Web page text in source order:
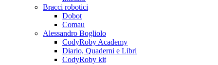
Bracci robotici
Dobot
Comau
Alessandro Bogliolo
CodyRoby Academy
Diario, Quaderni e Libri
CodyRoby kit